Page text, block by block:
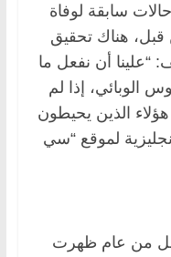
سابقة لوفاة
هناك تحقيق
“علينا أن نفعل ما
الوبائي، إذا لم
هؤلاء الذين يحيطون
لموقع “سي
من عام ظهرت